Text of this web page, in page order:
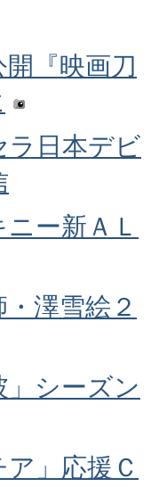
『映画刀
ラ日本デビ
ー新ＡＬ
澤雪絵２
」シーズン
」応援Ｃ